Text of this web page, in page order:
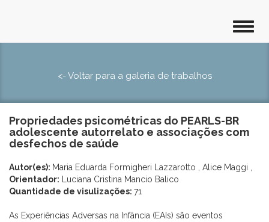
<- Voltar para a galeria de trabalhos
Propriedades psicométricas do PEARLS-BR
adolescente autorrelato e associações com
desfechos de saúde
Autor(es): Maria Eduarda Formigheri Lazzarotto , Alice Maggi ,
Orientador: Luciana Cristina Mancio Balico
Quantidade de visulizações: 71
As Experiências Adversas na Infância (EAIs) são eventos